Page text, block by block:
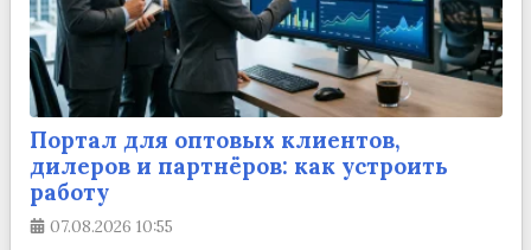
Портал для оптовых клиентов,
дилеров и партнёров: как устроить
работу
07.08.2026 10:55